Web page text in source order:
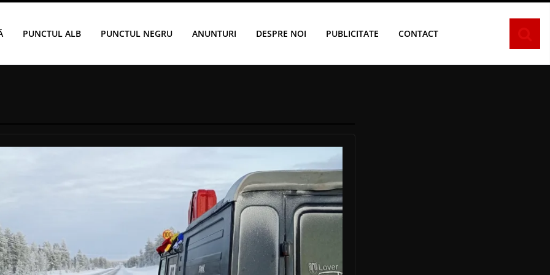
PUNCTUL ALB PUNCTUL NEGRU ANUNTURI DESPRE NOI PUBLICITATE CONTACT